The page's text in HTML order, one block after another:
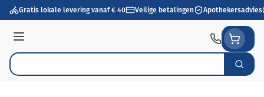
Ga naar de inhoud
Gratis lokale levering vanaf € 40 Veilige betalingen Apothekersadvies
Menu
Product, merk, categorie... Zoek